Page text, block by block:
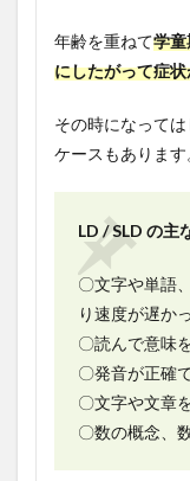
年齢を重ねて学
にしたがって症
その時になって
ケースもあります
LD / SLD の主
〇文字や単語
り速度が遅か
〇読んで意味
〇発音が正確
〇文字や文章
〇数の概念、